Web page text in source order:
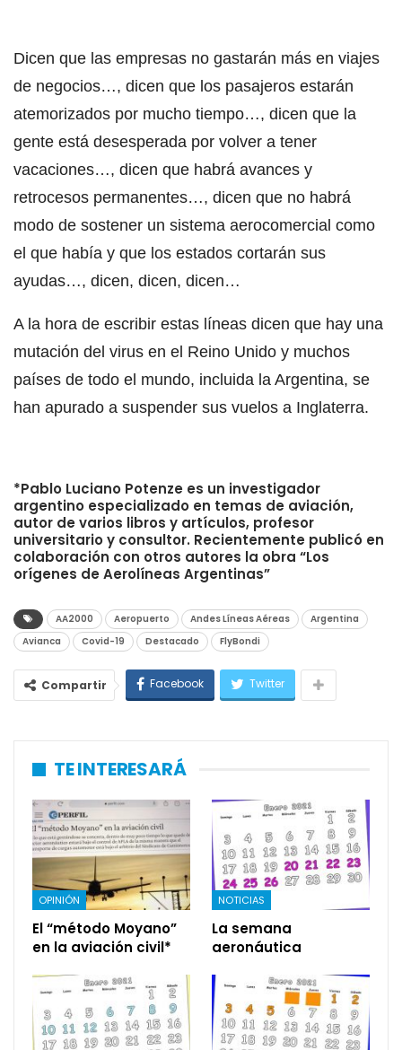
Dicen que las empresas no gastarán más en viajes
de negocios…, dicen que los pasajeros estarán
atemorizados por mucho tiempo…, dicen que la
gente está desesperada por volver a tener
vacaciones…, dicen que habrá avances y
retrocesos permanentes…, dicen que no habrá
modo de sostener un sistema aerocomercial como
el que había y que los estados cortarán sus
ayudas…, dicen, dicen, dicen…
A la hora de escribir estas líneas dicen que hay una
mutación del virus en el Reino Unido y muchos
países de todo el mundo, incluida la Argentina, se
han apurado a suspender sus vuelos a Inglaterra.
*Pablo Luciano Potenze es un investigador
argentino especializado en temas de aviación,
autor de varios libros y artículos, profesor
universitario y consultor. Recientemente publicó en
colaboración con otros autores la obra “Los
orígenes de Aerolíneas Argentinas”
AA2000 Aeropuerto Andes Líneas Aéreas
Argentina
Avianca
Covid-19 Destacado FlyBondi
Compartir Facebook Twitter
TE INTERESARÁ
OPINIÓN
El “método Moyano”
en la aviación civil*
NOTICIAS
La semana
aeronáutica